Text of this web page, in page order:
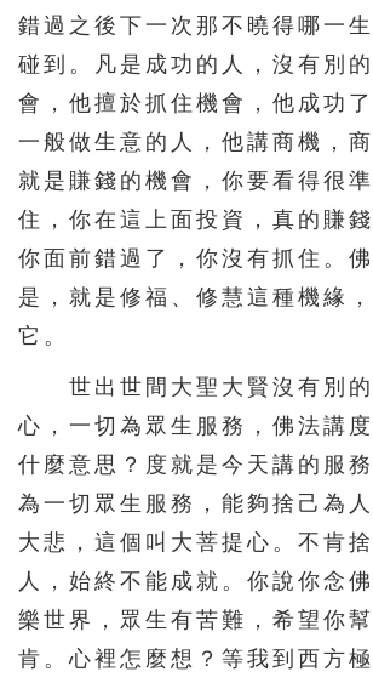
錯過之後下一次那不曉得哪一
碰到。凡是成功的人，沒有別
會，他擅於抓住機會，他成功
一般做生意的人，他講商機，商
就是賺錢的機會，你要看得很
住，你在這上面投資，真的賺
你面前錯過了，你沒有抓住。
是，就是修福、修慧這種機緣
它。
世出世間大聖大賢沒有別的
心，一切為眾生服務，佛法講
什麼意思？度就是今天講的服
為一切眾生服務，能夠捨己為
大悲，這個叫大菩提心。不肯
人，始終不能成就。你說你念
樂世界，眾生有苦難，希望你
肯。心裡怎麼想？等我到西方